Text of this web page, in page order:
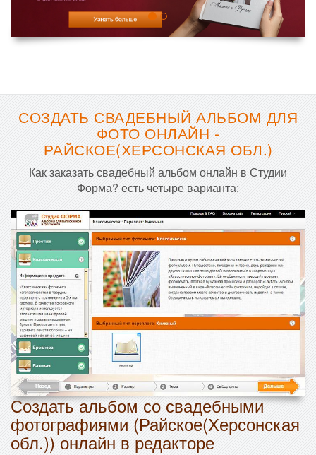
СОЗДАТЬ СВАДЕБНЫЙ АЛЬБОМ ДЛЯ
ФОТО ОНЛАЙН -
РАЙСКОЕ(ХЕРСОНСКАЯ ОБЛ.)
Как заказать свадебный альбом онлайн в Студии
Форма? есть четыре варианта:
Создать альбом со свадебными
фотографиями (Райское(Херсонская
обл.)) онлайн в редакторе